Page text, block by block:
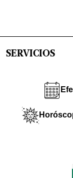
SERVICIOS